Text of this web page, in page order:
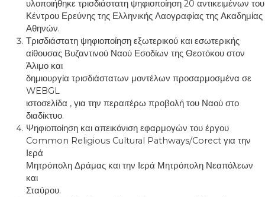
υλοποιήθηκε τρισδιάστατη ψηφιοποίηση 20 αντικειμένων του
Κέντρου Ερεύνης της Ελληνικής Λαογραφίας της Ακαδημίας
Αθηνών.
Τρισδιάστατη ψηφιοποίηση εξωτερικού και εσωτερικής
αίθουσας Βυζαντινού Ναού Εσοδίων της Θεοτόκου στον
Άλιμο και
δημιουργία τρισδιάστατων μοντέλων προσαρμοσμένα σε
WEBGL
ιστοσελίδα , για την περαιτέρω προβολή του Ναού στο
διαδίκτυο.
Ψηφιοποίηση και απεικόνιση εφαρμογών του έργου
Common Religious Cultural Pathways/Corect για την
Ιερά
Μητρόπολη Δράμας και την Ιερά Μητρόπολη Νεαπόλεων
και
Σταύρου.